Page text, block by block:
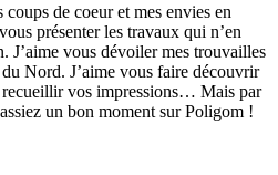
coups de coeur et mes envies en
présenter les travaux qui n’en
J’aime vous dévoiler mes trouvailles
Nord. J’aime vous faire découvrir
vos impressions… Mais par
un bon moment sur Poligom !